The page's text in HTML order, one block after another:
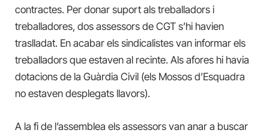
contractes. Per donar suport als treballadors i
treballadores, dos assessors de CGT s’hi havien
traslladat. En acabar els sindicalistes van informar els
treballadors que estaven al recinte. Als afores hi havia
dotacions de la Guàrdia Civil (els Mossos d’Esquadra
no estaven desplegats llavors).
A la fi de l’assemblea els assessors van anar a buscar